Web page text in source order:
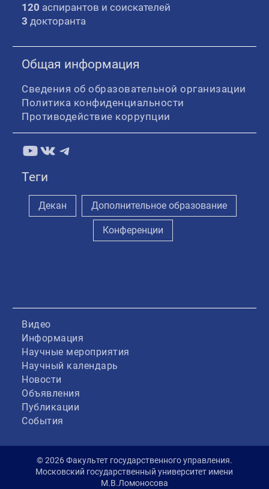
120 аспирантов и соискателей
3 докторанта
Общая информация
Сведения об образовательной организации
Политика конфиденциальности
Противодействие коррупции
YouTube
ВКонтакте
Telegram
Теги
Декан Дополнительное образование
Конференции
Видео
Информация
Научные мероприятия
Научный календарь
Новости
Объявления
Публикации
События
© 2026 Факультет государственного управления.
Московский государственный университет имени
М.В.Ломоносова